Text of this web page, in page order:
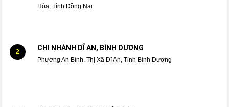
Hòa, Tỉnh Đồng Nai
2 CHI NHÁNH DĨ AN, BÌNH DƯƠNG
Phường An Bình, Thị Xã Dĩ An, Tỉnh Bình Dương